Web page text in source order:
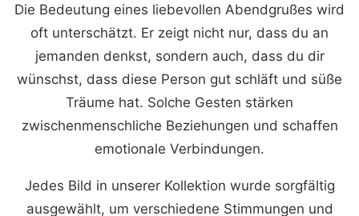
Die Bedeutung eines liebevollen Abendgrußes wird
oft unterschätzt. Er zeigt nicht nur, dass du an
jemanden denkst, sondern auch, dass du dir
wünschst, dass diese Person gut schläft und süße
Träume hat. Solche Gesten stärken
zwischenmenschliche Beziehungen und schaffen
emotionale Verbindungen.
Jedes Bild in unserer Kollektion wurde sorgfältig
ausgewählt, um verschiedene Stimmungen und